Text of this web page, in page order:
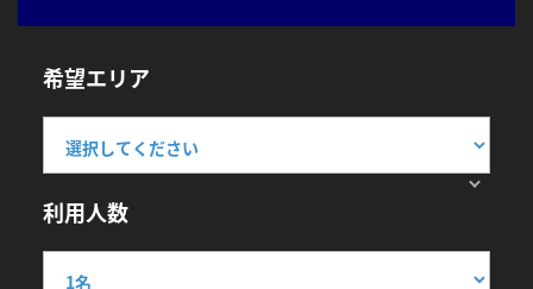
希望エリア
利用人数